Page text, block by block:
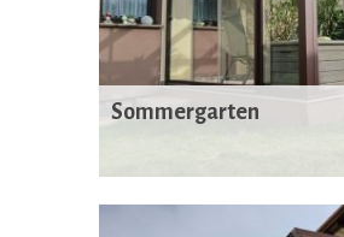
Sommergarten